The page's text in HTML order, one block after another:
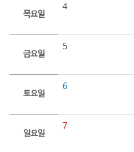
목요일
4
금요일
5
토요일
6
일요일
7